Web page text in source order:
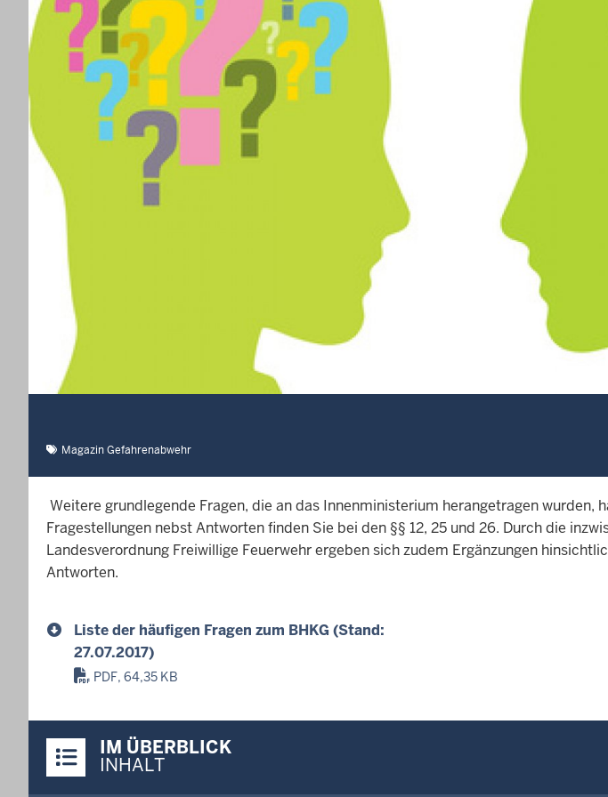
Magazin Gefahrenabwehr
Weitere grundlegende Fragen, die an das Innenministerium herangetragen wurden,
Fragestellungen nebst Antworten finden Sie bei den §§ 12, 25 und 26. Durch die
Landesverordnung Freiwillige Feuerwehr ergeben sich zudem Ergänzungen
Antworten.
Liste der häufigen Fragen zum BHKG (Stand:
27.07.2017)
PDF, 64,35 KB
Inhalte
IM ÜBERBLICK
INHALT